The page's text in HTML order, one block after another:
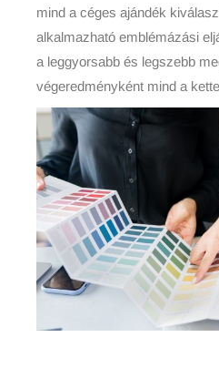
mind a céges ajándék
alkalmazható emblémázási
a leggyorsabb és legszebb
végeredményként mind a